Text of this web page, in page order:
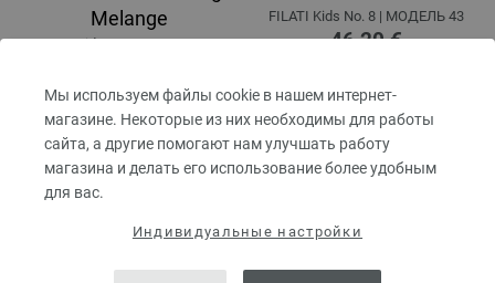
Мы используем файлы cookie в нашем интернет-
магазине. Некоторые из них необходимы для работы
сайта, а другие помогают нам улучшать работу
магазина и делать его использование более удобным
для вас.
Индивидуальные настройки
Melange
FILATI Kids No. 8 | MOДЕЛЬ 25
42,44 $ - 58,89 $
доставки
FILATI Kids No. 8 | MOДЕЛЬ 43
46,20 €
доставки